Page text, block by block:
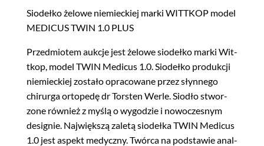
trekking
Siodełko żelowe niemieck­iej mar­ki WITTKOP mod­el
MEDICUS TWIN 1.0 PLUS
Przed­miotem aukc­je jest żelowe siodełko mar­ki Wit­
tkop, mod­el TWIN Medicus 1.0. Siodełko pro­dukcji
niemieck­iej zostało opra­cow­ane przez słyn­nego
chirur­ga ortope­dę dr Torsten Wer­le. Siodło stwor­
zone również z myślą o wygodzie i nowoczes­nym
desig­nie. Najwięk­szą zaletą siodeł­ka TWIN Medicus
1.0 jest aspekt medy­czny. Twór­ca na pod­staw­ie anal­